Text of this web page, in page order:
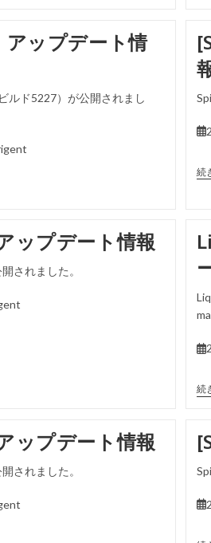
ップデート情
ルド5227）が公開されまし
続
ップデート情報
されました。
続
ップデート情報
されました。